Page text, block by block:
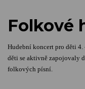
Folkové
Hudební koncert pro děti
děti se aktivně zapojovaly
folkových písní.